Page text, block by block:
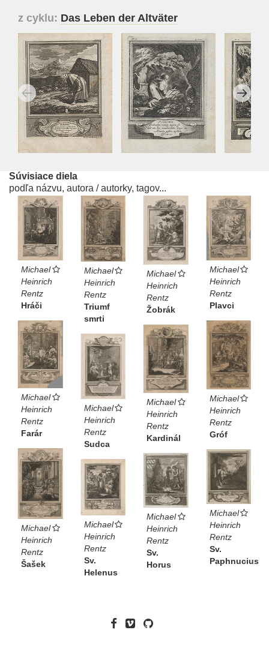
z cyklu: Das Leben der Altväter
Súvisiace diela
podľa názvu, autora / autorky, tagov...
Michael
Heinrich
Rentz
Hráči
Michael
Heinrich
Rentz
Triumf
smrti
Michael
Heinrich
Rentz
Žobrák
Michael
Heinrich
Rentz
Plavci
Michael
Heinrich
Rentz
Farár
Michael
Heinrich
Rentz
Gróf
Michael
Heinrich
Rentz
Kardinál
Michael
Heinrich
Rentz
Sudca
Michael
Heinrich
Rentz
Šašek
Michael
Heinrich
Rentz
Sv.
Paphnucius
Michael
Heinrich
Rentz
Sv.
Horus
Michael
Heinrich
Rentz
Sv.
Helenus